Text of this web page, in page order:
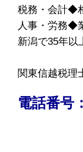
税務・会計◆
人事・労務◆
新潟で35年以
関東信越税理
電話番号